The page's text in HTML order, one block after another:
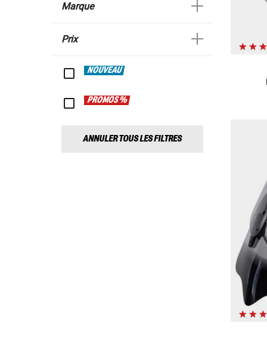
Marque
Prix
NOUVEAU
PROMOS %
ANNULER TOUS LES FILTRES